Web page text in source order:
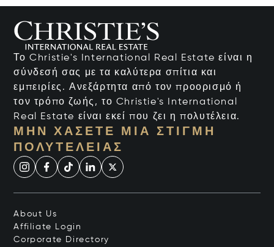
Το Christie's International Real Estate είναι η
σύνδεσή σας με τα καλύτερα σπίτια και
εμπειρίες. Ανεξάρτητα από τον προορισμό ή
τον τρόπο ζωής, το Christie's International
Real Estate είναι εκεί που ζει η πολυτέλεια.
ΜΗΝ ΧΆΣΕΤΕ ΜΙΑ ΣΤΙΓΜΉ
ΠΟΛΥΤΈΛΕΙΑΣ
About Us
Affiliate Login
Corporate Directory